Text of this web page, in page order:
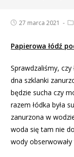
27 marca 2021
Papierowa łódź
Sprawdzaliśmy,
dna szklanki
będzie sucha czy
razem łódka była
zanurzona w
woda się tam nie
wody